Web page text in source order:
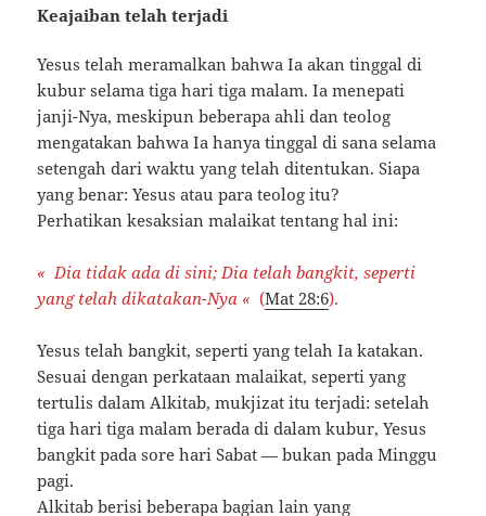
Keajaiban telah terjadi
Yesus telah meramalkan bahwa Ia akan tinggal di
kubur selama tiga hari tiga malam. Ia menepati
janji-Nya, meskipun beberapa ahli dan teolog
mengatakan bahwa Ia hanya tinggal di sana selama
setengah dari waktu yang telah ditentukan. Siapa
yang benar: Yesus atau para teolog itu?
Perhatikan kesaksian malaikat tentang hal ini:
« Dia tidak ada di sini; Dia telah bangkit, seperti
yang telah dikatakan-Nya « (Mat 28:6).
Yesus telah bangkit, seperti yang telah Ia katakan.
Sesuai dengan perkataan malaikat, seperti yang
tertulis dalam Alkitab, mukjizat itu terjadi: setelah
tiga hari tiga malam berada di dalam kubur, Yesus
bangkit pada sore hari Sabat — bukan pada Minggu
pagi.
Alkitab berisi beberapa bagian lain yang